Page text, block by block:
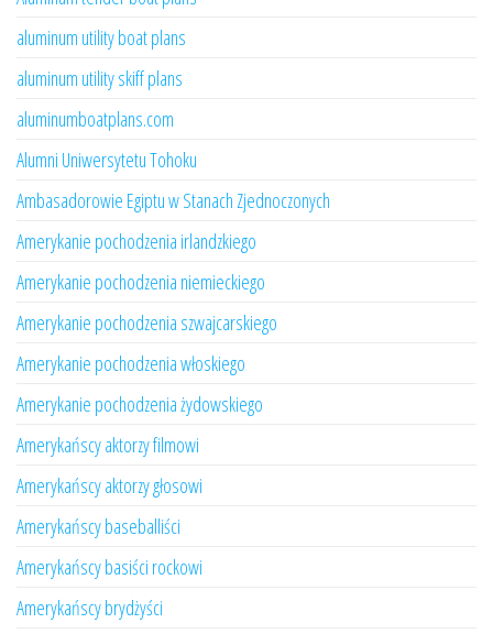
aluminum utility boat plans
aluminum utility skiff plans
aluminumboatplans.com
Alumni Uniwersytetu Tohoku
Ambasadorowie Egiptu w Stanach Zjednoczonych
Amerykanie pochodzenia irlandzkiego
Amerykanie pochodzenia niemieckiego
Amerykanie pochodzenia szwajcarskiego
Amerykanie pochodzenia włoskiego
Amerykanie pochodzenia żydowskiego
Amerykańscy aktorzy filmowi
Amerykańscy aktorzy głosowi
Amerykańscy baseballiści
Amerykańscy basiści rockowi
Amerykańscy brydżyści